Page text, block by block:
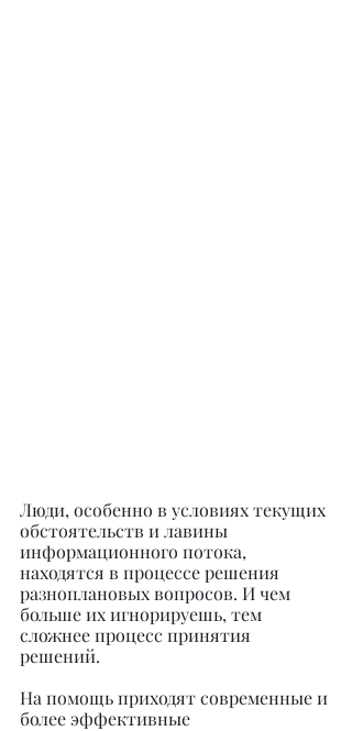
Люди, особенно в условиях текущих
обстоятельств и лавины
информационного потока,
находятся в процессе решения
разноплановых вопросов. И чем
больше их игнорируешь, тем
сложнее процесс принятия
решений.
На помощь приходят современные и
более эффективные